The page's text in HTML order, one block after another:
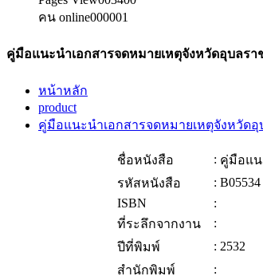
คน online000001
คู่มือแนะนำเอกสารจดหมายเหตุจังหวัดอุบลรา
หน้าหลัก
product
คู่มือแนะนำเอกสารจดหมายเหตุจังหวัด
ชื่อหนังสือ : คู่มือแน
รหัสหนังสือ
: B05534
ISBN
:
ที่ระลึกจากงาน
:
ปีที่พิมพ์
: 2532
สำนักพิมพ์
: